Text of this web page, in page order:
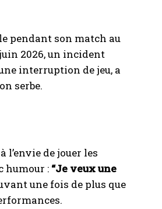
pendant son match au
2026, un incident
interruption de jeu, a
serbe.
l’envie de jouer les
humour : “Je veux une
une fois de plus que